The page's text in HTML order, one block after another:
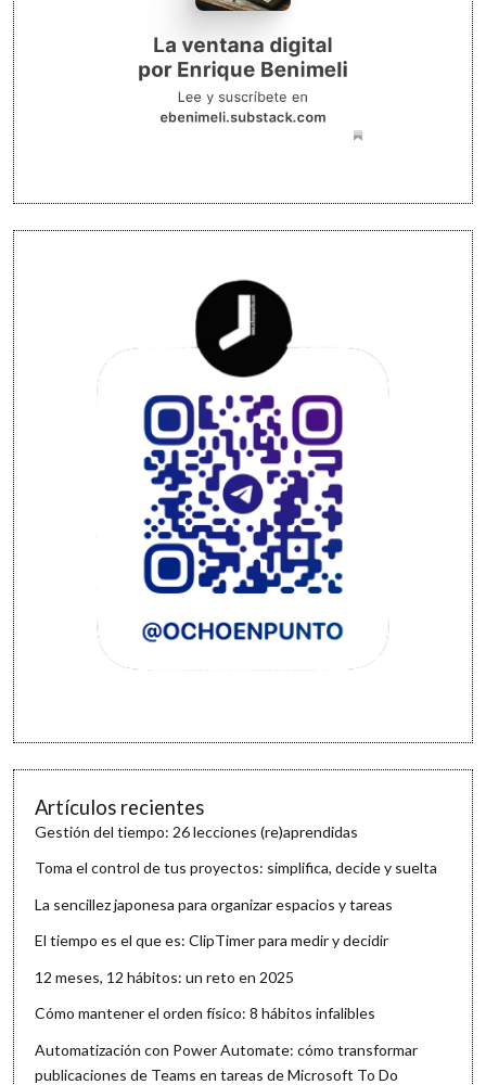
Artículos recientes
Gestión del tiempo: 26 lecciones (re)aprendidas
Toma el control de tus proyectos: simplifica, decide y suelta
La sencillez japonesa para organizar espacios y tareas
El tiempo es el que es: ClipTimer para medir y decidir
12 meses, 12 hábitos: un reto en 2025
Cómo mantener el orden físico: 8 hábitos infalibles
Automatización con Power Automate: cómo transformar
publicaciones de Teams en tareas de Microsoft To Do